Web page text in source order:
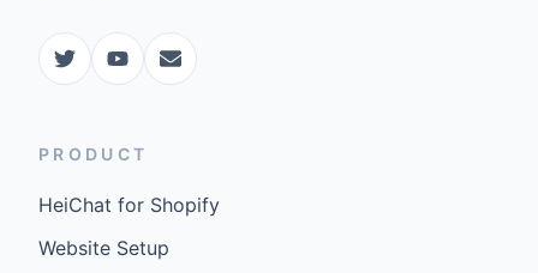
PRODUCT
HeiChat for Shopify
Website Setup